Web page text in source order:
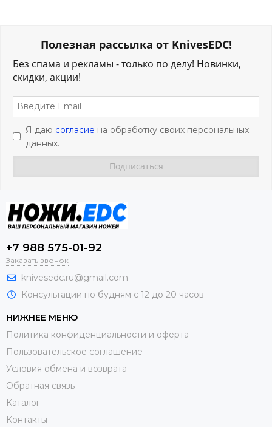
Полезная рассылка от KnivesEDC!
Без спама и рекламы - только по делу! Новинки,
скидки, акции!
Я даю согласие на обработку своих персональных
данных.
+7 988 575-01-92
Заказать звонок
knivesedc.ru@gmail.com
Консультации по будням с 12 до 20 часов
НИЖНЕЕ МЕНЮ
Политика конфиденциальности и оферта
Пользовательское соглашение
Условия обмена и возврата
Обратная связь
Каталог
Контакты